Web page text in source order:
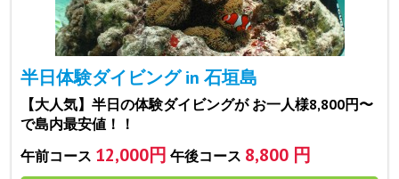
半日体験ダイビング in 石垣島
【大人気】半日の体験ダイビングが お一人様8,800円〜
で島内最安値！！
午前コース 12,000円 午後コース 8,800 円